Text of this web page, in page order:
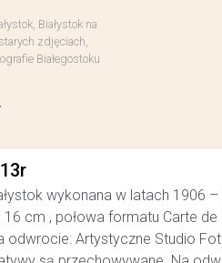
, Białystok na
zdjęciach,
Białegostoku
wykonana w latach 1906
cm , połowa formatu Carte de
odwrocie: Artystyczne Studio